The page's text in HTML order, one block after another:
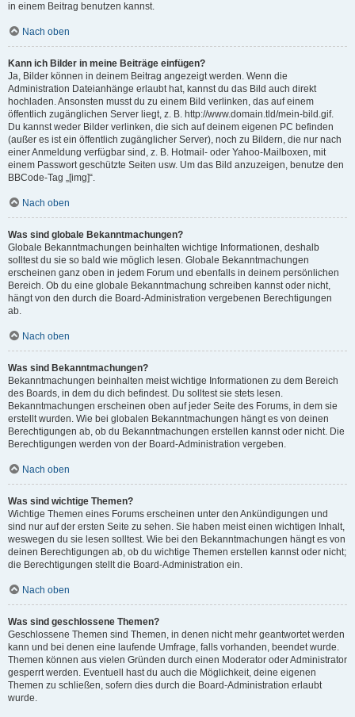
in einem Beitrag benutzen kannst.
Nach oben
Kann ich Bilder in meine Beiträge einfügen?
Ja, Bilder können in deinem Beitrag angezeigt werden. Wenn die
Administration Dateianhänge erlaubt hat, kannst du das Bild auch direkt
hochladen. Ansonsten musst du zu einem Bild verlinken, das auf einem
öffentlich zugänglichen Server liegt, z. B. http://www.domain.tld/mein-bild.gif.
Du kannst weder Bilder verlinken, die sich auf deinem eigenen PC befinden
(außer es ist ein öffentlich zugänglicher Server), noch zu Bildern, die nur nach
einer Anmeldung verfügbar sind, z. B. Hotmail- oder Yahoo-Mailboxen, mit
einem Passwort geschützte Seiten usw. Um das Bild anzuzeigen, benutze den
BBCode-Tag „[img]“.
Nach oben
Was sind globale Bekanntmachungen?
Globale Bekanntmachungen beinhalten wichtige Informationen, deshalb
solltest du sie so bald wie möglich lesen. Globale Bekanntmachungen
erscheinen ganz oben in jedem Forum und ebenfalls in deinem persönlichen
Bereich. Ob du eine globale Bekanntmachung schreiben kannst oder nicht,
hängt von den durch die Board-Administration vergebenen Berechtigungen
ab.
Nach oben
Was sind Bekanntmachungen?
Bekanntmachungen beinhalten meist wichtige Informationen zu dem Bereich
des Boards, in dem du dich befindest. Du solltest sie stets lesen.
Bekanntmachungen erscheinen oben auf jeder Seite des Forums, in dem sie
erstellt wurden. Wie bei globalen Bekanntmachungen hängt es von deinen
Berechtigungen ab, ob du Bekanntmachungen erstellen kannst oder nicht. Die
Berechtigungen werden von der Board-Administration vergeben.
Nach oben
Was sind wichtige Themen?
Wichtige Themen eines Forums erscheinen unter den Ankündigungen und
sind nur auf der ersten Seite zu sehen. Sie haben meist einen wichtigen Inhalt,
weswegen du sie lesen solltest. Wie bei den Bekanntmachungen hängt es von
deinen Berechtigungen ab, ob du wichtige Themen erstellen kannst oder nicht;
die Berechtigungen stellt die Board-Administration ein.
Nach oben
Was sind geschlossene Themen?
Geschlossene Themen sind Themen, in denen nicht mehr geantwortet werden
kann und bei denen eine laufende Umfrage, falls vorhanden, beendet wurde.
Themen können aus vielen Gründen durch einen Moderator oder Administrator
gesperrt werden. Eventuell hast du auch die Möglichkeit, deine eigenen
Themen zu schließen, sofern dies durch die Board-Administration erlaubt
wurde.